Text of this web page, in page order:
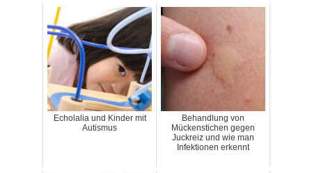
Echolalia und Kinder mit
Autismus
Behandlung von
Mückenstichen gegen
Juckreiz und wie man
Infektionen erkennt